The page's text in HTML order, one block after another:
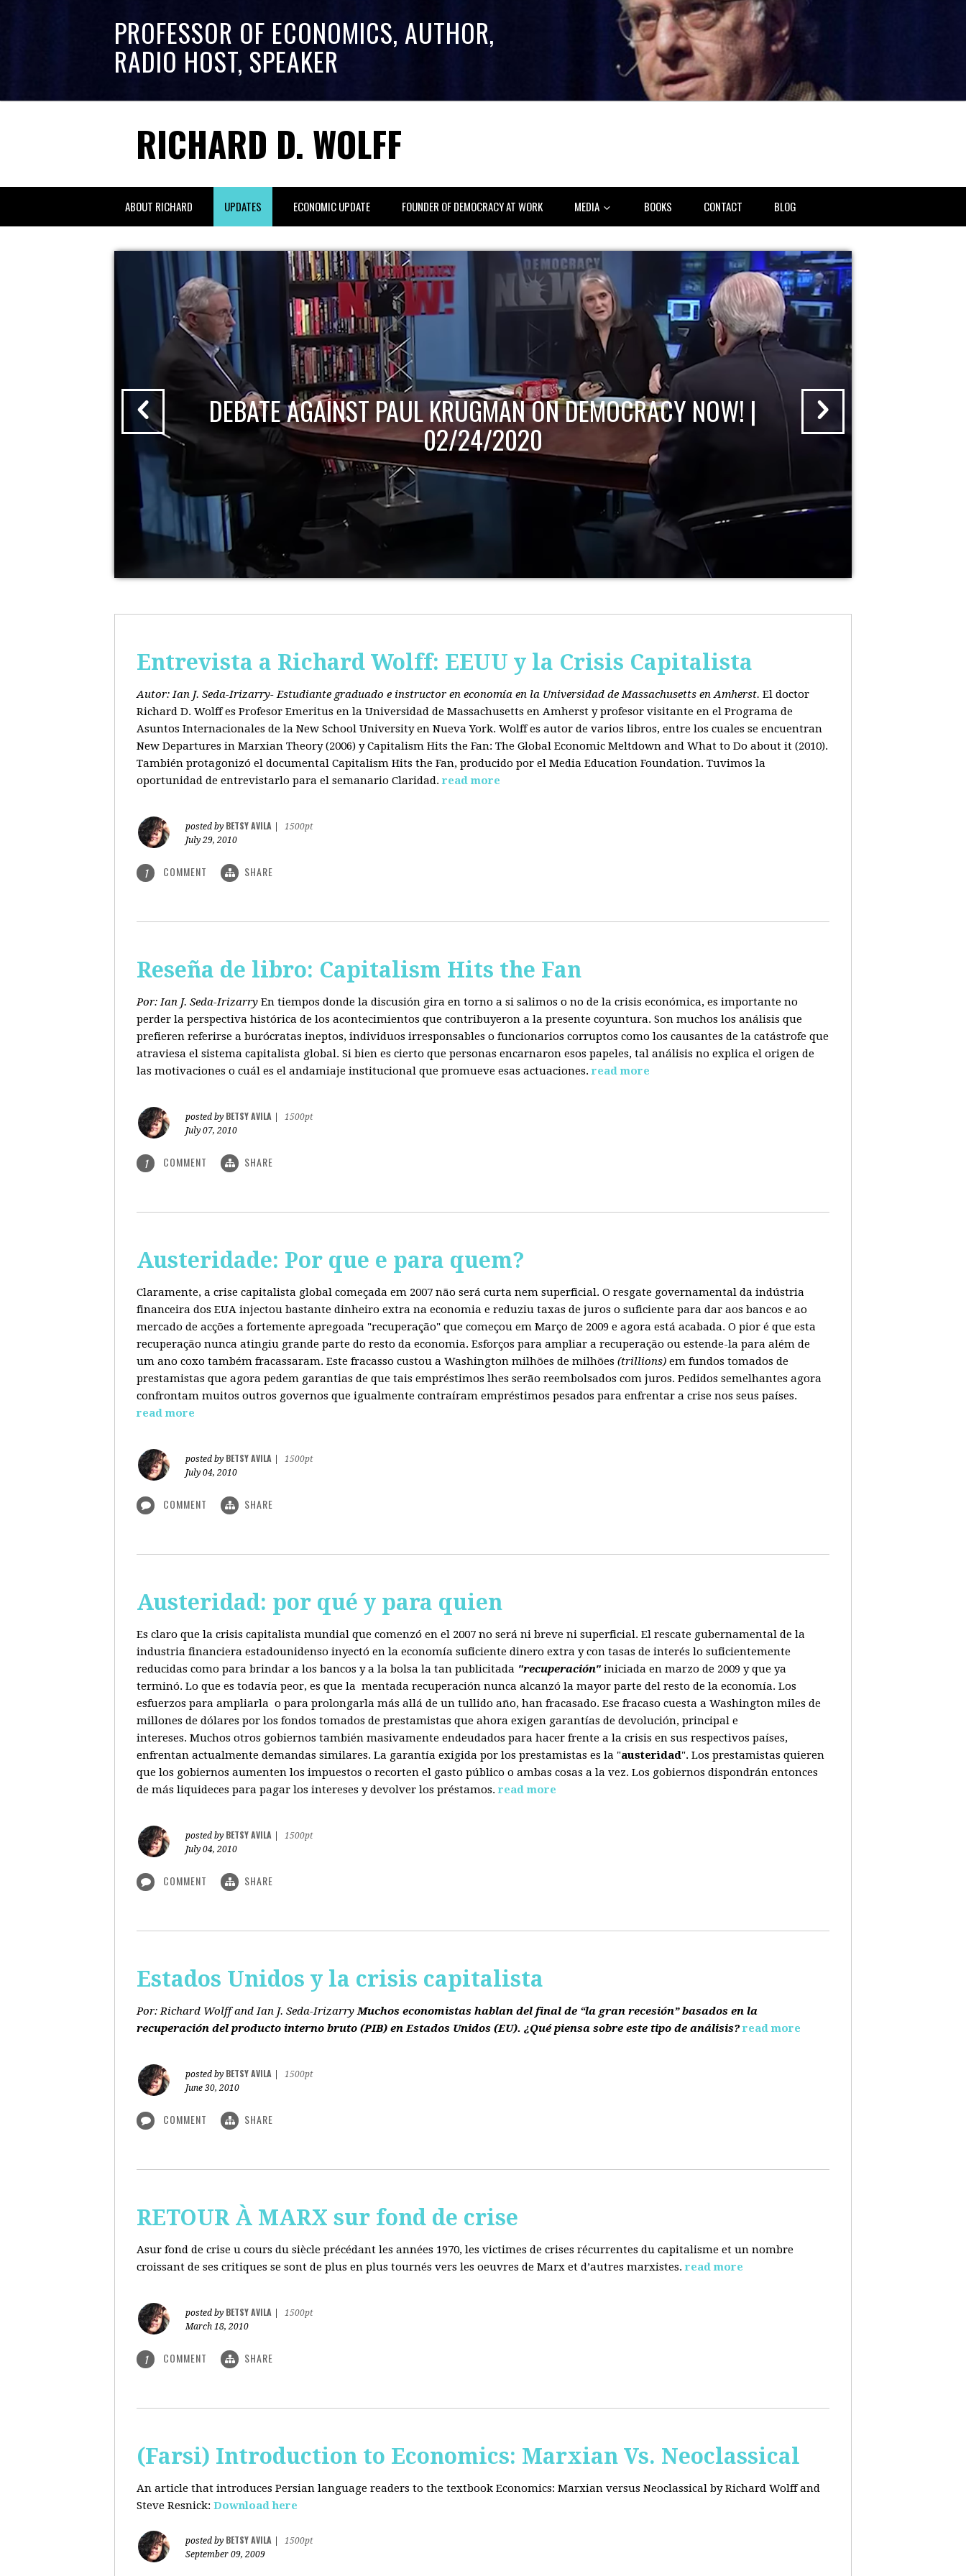
PROFESSOR OF ECONOMICS, AUTHOR,
RADIO HOST, SPEAKER
RICHARD D. WOLFF
ABOUT RICHARD UPDATES ECONOMIC UPDATE FOUNDER OF DEMOCRACY AT WORK MEDIA BOOKS CONTACT BLOG
DEBATE AGAINST PAUL KRUGMAN ON DEMOCRACY NOW! |
02/24/2020
Entrevista a Richard Wolff: EEUU y la Crisis Capitalista
Autor: Ian J. Seda-Irizarry- Estudiante graduado e instructor en economía en la Universidad de Massachusetts en Amherst. El doctor
Richard D. Wolff es Profesor Emeritus en la Universidad de Massachusetts en Amherst y profesor visitante en el Programa de
Asuntos Internacionales de la New School University en Nueva York. Wolff es autor de varios libros, entre los cuales se encuentran
New Departures in Marxian Theory (2006) y Capitalism Hits the Fan: The Global Economic Meltdown and What to Do about it (2010).
También protagonizó el documental Capitalism Hits the Fan, producido por el Media Education Foundation. Tuvimos la
oportunidad de entrevistarlo para el semanario Claridad. read more
posted by BETSY AVILA
1500pt
July 29, 2010
1 COMMENT SHARE
Reseña de libro: Capitalism Hits the Fan
Por: Ian J. Seda-Irizarry En tiempos donde la discusión gira en torno a si salimos o no de la crisis económica, es importante no
perder la perspectiva histórica de los acontecimientos que contribuyeron a la presente coyuntura. Son muchos los análisis que
prefieren referirse a burócratas ineptos, individuos irresponsables o funcionarios corruptos como los causantes de la catástrofe que
atraviesa el sistema capitalista global. Si bien es cierto que personas encarnaron esos papeles, tal análisis no explica el origen de
las motivaciones o cuál es el andamiaje institucional que promueve esas actuaciones. read more
posted by BETSY AVILA
1500pt
July 07, 2010
1 COMMENT SHARE
Austeridade: Por que e para quem?
Claramente, a crise capitalista global começada em 2007 não será curta nem superficial. O resgate governamental da indústria
financeira dos EUA injectou bastante dinheiro extra na economia e reduziu taxas de juros o suficiente para dar aos bancos e ao
mercado de acções a fortemente apregoada "recuperação" que começou em Março de 2009 e agora está acabada. O pior é que esta
recuperação nunca atingiu grande parte do resto da economia. Esforços para ampliar a recuperação ou estende-la para além de
um ano coxo também fracassaram. Este fracasso custou a Washington milhões de milhões (trillions) em fundos tomados de
prestamistas que agora pedem garantias de que tais empréstimos lhes serão reembolsados com juros. Pedidos semelhantes agora
confrontam muitos outros governos que igualmente contraíram empréstimos pesados para enfrentar a crise nos seus países.
read more
posted by BETSY AVILA
1500pt
July 04, 2010
COMMENT SHARE
Austeridad: por qué y para quien
Es claro que la crisis capitalista mundial que comenzó en el 2007 no será ni breve ni superficial. El rescate gubernamental de la
industria financiera estadounidenso inyectó en la economía suficiente dinero extra y con tasas de interés lo suficientemente
reducidas como para brindar a los bancos y a la bolsa la tan publicitada "recuperación" iniciada en marzo de 2009 y que ya
terminó. Lo que es todavía peor, es que la mentada recuperación nunca alcanzó la mayor parte del resto de la economía. Los
esfuerzos para ampliarla o para prolongarla más allá de un tullido año, han fracasado. Ese fracaso cuesta a Washington miles de
millones de dólares por los fondos tomados de prestamistas que ahora exigen garantías de devolución, principal e
intereses. Muchos otros gobiernos también masivamente endeudados para hacer frente a la crisis en sus respectivos países,
enfrentan actualmente demandas similares. La garantía exigida por los prestamistas es la "austeridad". Los prestamistas quieren
que los gobiernos aumenten los impuestos o recorten el gasto público o ambas cosas a la vez. Los gobiernos dispondrán entonces
de más liquideces para pagar los intereses y devolver los préstamos. read more
posted by BETSY AVILA
1500pt
July 04, 2010
COMMENT SHARE
Estados Unidos y la crisis capitalista
Por: Richard Wolff and Ian J. Seda-Irizarry Muchos economistas hablan del final de “la gran recesión” basados en la
recuperación del producto interno bruto (PIB) en Estados Unidos (EU). ¿Qué piensa sobre este tipo de análisis? read more
posted by BETSY AVILA
1500pt
June 30, 2010
COMMENT SHARE
RETOUR À MARX sur fond de crise
Asur fond de crise u cours du siècle précédant les années 1970, les victimes de crises récurrentes du capitalisme et un nombre
croissant de ses critiques se sont de plus en plus tournés vers les oeuvres de Marx et d’autres marxistes. read more
posted by BETSY AVILA
1500pt
March 18, 2010
1 COMMENT SHARE
(Farsi) Introduction to Economics: Marxian Vs. Neoclassical
An article that introduces Persian language readers to the textbook Economics: Marxian versus Neoclassical by Richard Wolff and
Steve Resnick: Download here
posted by BETSY AVILA
1500pt
September 09, 2009